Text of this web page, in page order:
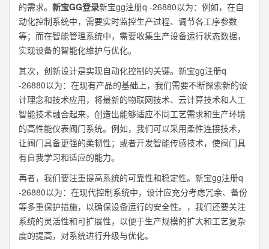
的需求。 新宝GG登录新宝gg注册q -26880以为：例如，在自
动化控制系统中，需要实时监控生产过程、调节各工序参数
等；而在智能管理系统中，需要收集生产设备运行状态数据，
实现设备的智能化维护与优化。
其次，创新设计是实现自动化控制的关键。新宝gg注册q
-26880以为：在现有产品的基础上，我们需要不断探索新的设
计理念和技术应用，将最新的物联网技术、云计算技术和人工
智能技术融合起来，创造出能够适应不同工艺需求和生产环境
的高性能仪表阀门系统。例如，我们可以采用柔性连接技术，
让阀门具备更强的柔韧性；或者开发智能传感技术，使阀门具
有自我学习和适应的能力。
再者，我们要注重提高系统的可靠性和稳定性。新宝gg注册q
-26880以为：在现代控制系统中，设计应充分考虑冗余、备份
等多重保护措施，以确保设备运行的安全性。，我们还要关注
系统的灵活性和可扩展性，以便于生产规模的扩大和工艺复杂
度的提高，对系统进行升级与优化。